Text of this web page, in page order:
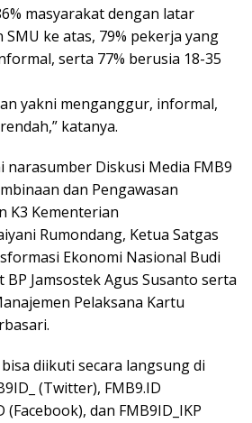
masyarakat dengan latar
ke atas, 79% pekerja yang
serta 77% berusia 18-35
yakni menganggur, informal,
katanya.
Diskusi Media FMB9
dan Pengawasan
K3 Kementerian
Rumondang, Ketua Satgas
Ekonomi Nasional Budi
BP Jamsostek Agus Susanto serta
Pelaksana Kartu
diikuti secara langsung di
(Twitter), FMB9.ID
dan FMB9ID_IKP